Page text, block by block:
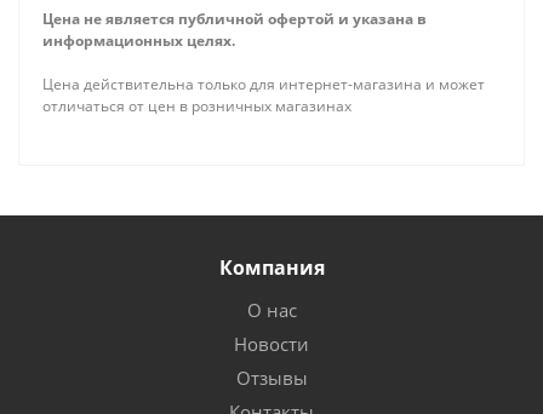
Цена не является публичной офертой и указана в
информационных целях.
Цена действительна только для интернет-магазина и может
отличаться от цен в розничных магазинах
Компания
О нас
Новости
Отзывы